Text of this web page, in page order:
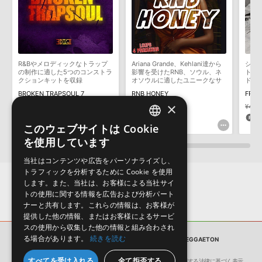
わせなどはテクニカルサポート
までご連絡ください。
デモソングは、製品収録サウンドを使ってできることを紹介するた
めのデモンストレーション用の楽曲です。原則として、デモソング
そのものをお使いいただくことはできません。また、デモソングを
構成する全てのサウンドが、サンプルパックに含まれていることを
保証するものではありません。
しかねます。
R&Bやメロディックなトラップ
の制作に適した5つのコンストラ
クションキットを収録
BROKEN TRAPSOUL 7
Ariana Grande、Kehlani達から
影響を受けたRNB、ソウル、ネ
オソウルに適したユニークなサ
RNB HONEY
¥4,433
221pt
シネ
ト、
ドを
サンプルパック LA SIRENA - DREAMY REGGAETON
ENGLISH
×
このウェブサイトは Cookie
を使用しています
当社はコンテンツや広告をパーソナライズし、
トラフィックを分析するために Cookie を使用
します。また、当社は、お客様による当社サイ
トの使用に関する情報を広告および分析パート
ナーと共有します。これらの情報は、お客様が
提供した他の情報、またはお客様によるサービ
スの使用から収集した他の情報と組み合わされ
る場合があります。
続きを読む